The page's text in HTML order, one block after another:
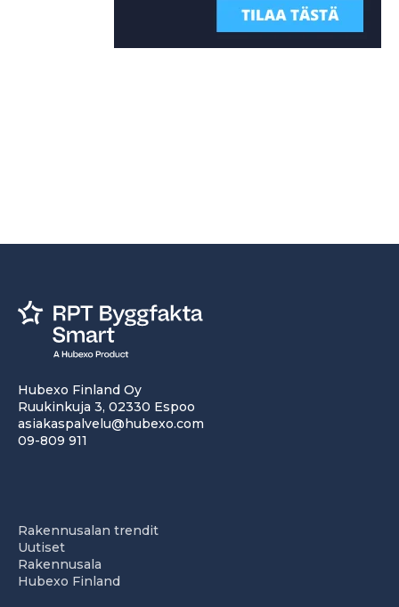
Hubexo Finland Oy
Ruukinkuja 3, 02330 Espoo
asiakaspalvelu@hubexo.com
09-809 911
Rakennusalan trendit
Uutiset
Rakennusala
Hubexo Finland